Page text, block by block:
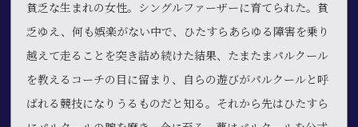
貧乏な生まれの女性。シングルファーザーに育てられた。貧
乏ゆえ、何も娯楽がない中で、ひたすらあらゆる障害を乗り
越えて走ることを突き詰め続けた結果、たまたまパルクール
を教えるコーチの目に留まり、自らの遊びがパルクールと呼
ばれる競技になりうるものだと知る。それから先はひたすら